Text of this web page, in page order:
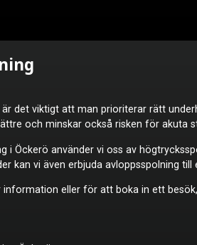
det viktigt att man prioriterar rätt
och minskar också risken för akuta
i Öckerö använder vi oss av
kan vi även erbjuda avloppsspolning
information eller för att boka in ett